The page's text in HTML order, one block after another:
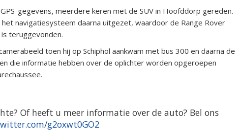
gegevens, meerdere keren met de SUV in Hoofddorp gereden.
navigatiesysteem daarna uitgezet, waardoor de Range Rover
teruggevonden.
toen hij op Schiphol aankwam met bus 300 en daarna de
die informatie hebben over de oplichter worden opgeroepen
Of heeft u meer informatie over de auto? Bel ons
g2oxwt0GO2